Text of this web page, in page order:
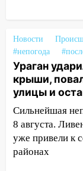
как
шторма
13:49
Ульяновск:
13:47 На
ветром
13:46
Новости
#непогода
Ураган
крыши,
улицы и
Сильнейшая
8 августа.
уже привели к
районах